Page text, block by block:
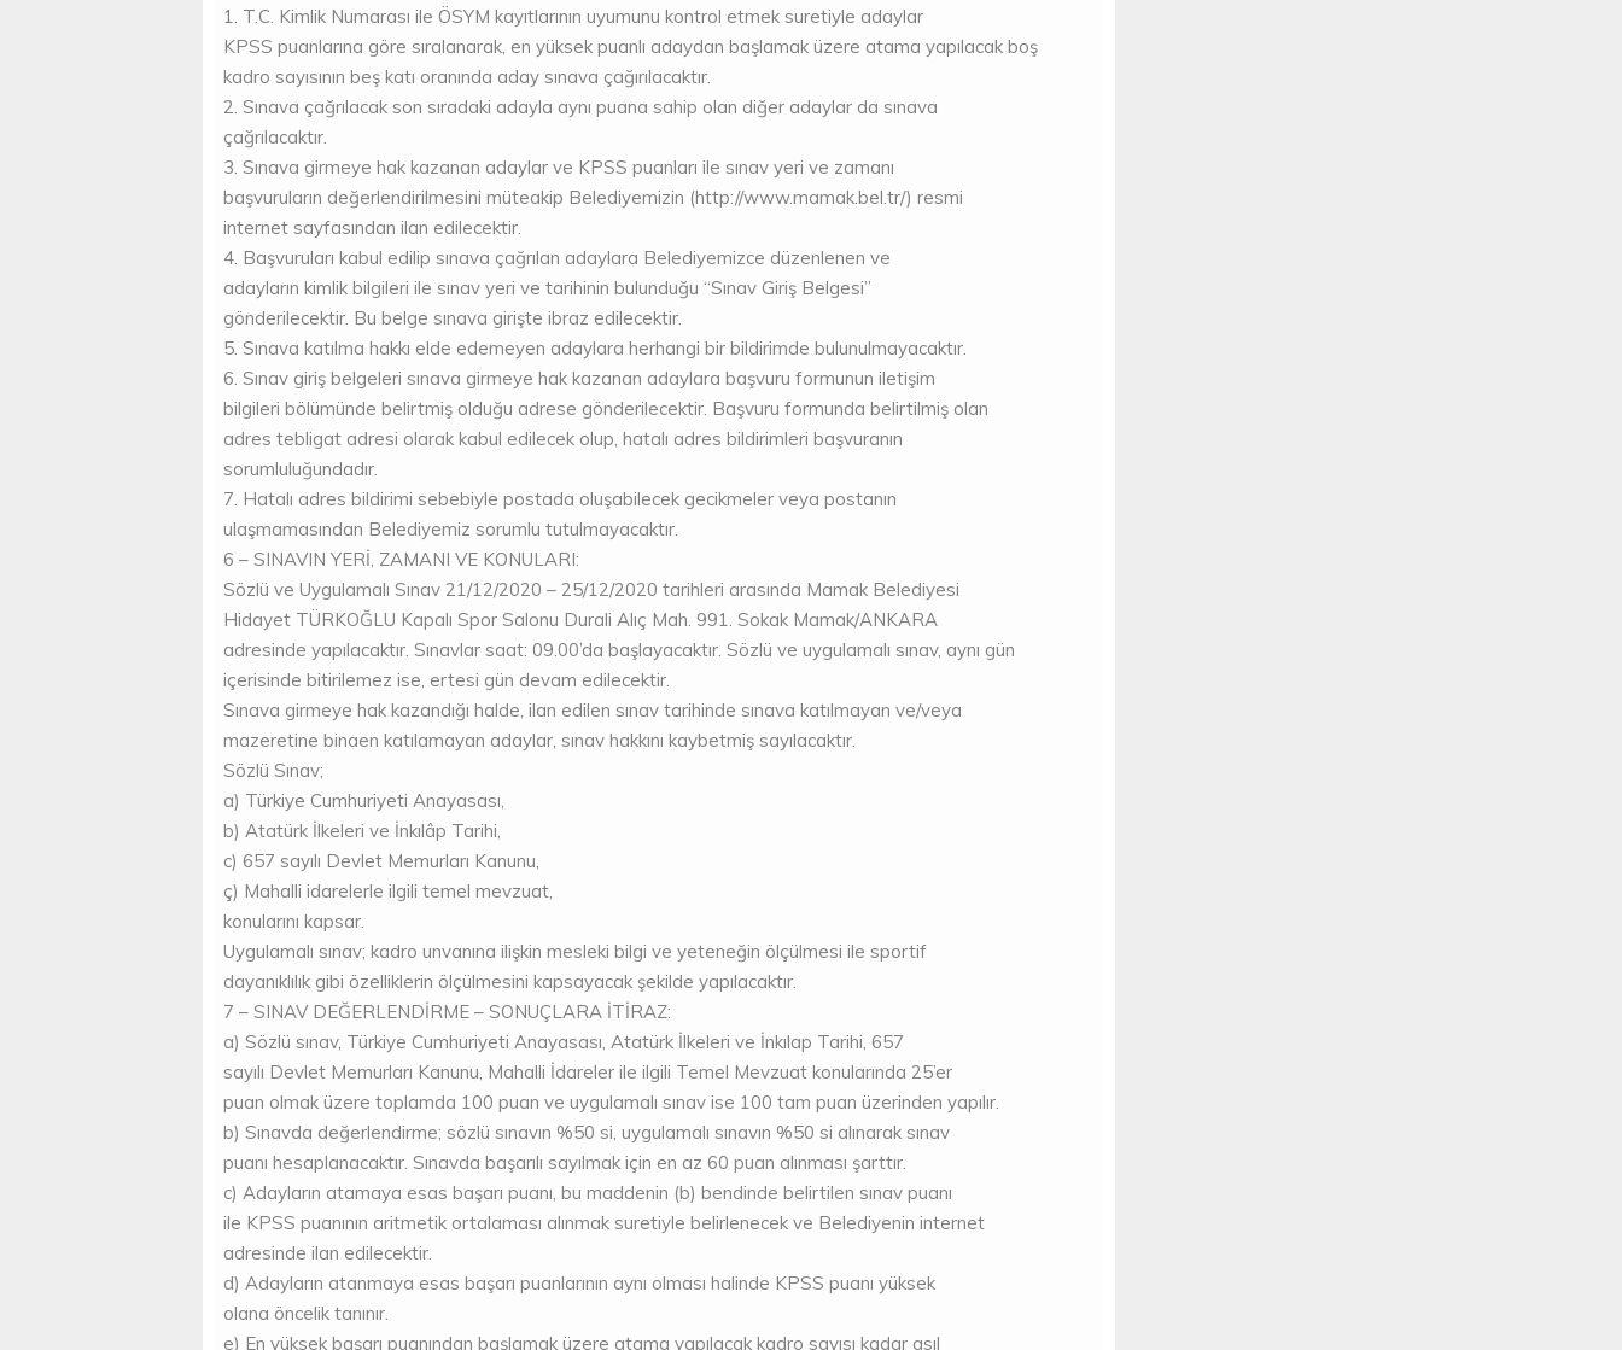
1. T.C. Kimlik Numarası ile ÖSYM kayıtlarının uyumunu kontrol etmek suretiyle adaylar
KPSS puanlarına göre sıralanarak, en yüksek puanlı adaydan başlamak üzere atama yapılacak boş
kadro sayısının beş katı oranında aday sınava çağırılacaktır.
2. Sınava çağrılacak son sıradaki adayla aynı puana sahip olan diğer adaylar da sınava
çağrılacaktır.
3. Sınava girmeye hak kazanan adaylar ve KPSS puanları ile sınav yeri ve zamanı
başvuruların değerlendirilmesini müteakip Belediyemizin (http://www.mamak.bel.tr/) resmi
internet sayfasından ilan edilecektir.
4. Başvuruları kabul edilip sınava çağrılan adaylara Belediyemizce düzenlenen ve
adayların kimlik bilgileri ile sınav yeri ve tarihinin bulunduğu “Sınav Giriş Belgesi’’
gönderilecektir. Bu belge sınava girişte ibraz edilecektir.
5. Sınava katılma hakkı elde edemeyen adaylara herhangi bir bildirimde bulunulmayacaktır.
6. Sınav giriş belgeleri sınava girmeye hak kazanan adaylara başvuru formunun iletişim
bilgileri bölümünde belirtmiş olduğu adrese gönderilecektir. Başvuru formunda belirtilmiş olan
adres tebligat adresi olarak kabul edilecek olup, hatalı adres bildirimleri başvuranın
sorumluluğundadır.
7. Hatalı adres bildirimi sebebiyle postada oluşabilecek gecikmeler veya postanın
ulaşmamasından Belediyemiz sorumlu tutulmayacaktır.
6 – SINAVIN YERİ, ZAMANI VE KONULARI:
Sözlü ve Uygulamalı Sınav 21/12/2020 – 25/12/2020 tarihleri arasında Mamak Belediyesi
Hidayet TÜRKOĞLU Kapalı Spor Salonu Durali Alıç Mah. 991. Sokak Mamak/ANKARA
adresinde yapılacaktır. Sınavlar saat: 09.00’da başlayacaktır. Sözlü ve uygulamalı sınav, aynı gün
içerisinde bitirilemez ise, ertesi gün devam edilecektir.
Sınava girmeye hak kazandığı halde, ilan edilen sınav tarihinde sınava katılmayan ve/veya
mazeretine binaen katılamayan adaylar, sınav hakkını kaybetmiş sayılacaktır.
Sözlü Sınav;
a) Türkiye Cumhuriyeti Anayasası,
b) Atatürk İlkeleri ve İnkılâp Tarihi,
c) 657 sayılı Devlet Memurları Kanunu,
ç) Mahalli idarelerle ilgili temel mevzuat,
konularını kapsar.
Uygulamalı sınav; kadro unvanına ilişkin mesleki bilgi ve yeteneğin ölçülmesi ile sportif
dayanıklılık gibi özelliklerin ölçülmesini kapsayacak şekilde yapılacaktır.
7 – SINAV DEĞERLENDİRME – SONUÇLARA İTİRAZ:
a) Sözlü sınav, Türkiye Cumhuriyeti Anayasası, Atatürk İlkeleri ve İnkılap Tarihi, 657
sayılı Devlet Memurları Kanunu, Mahalli İdareler ile ilgili Temel Mevzuat konularında 25’er
puan olmak üzere toplamda 100 puan ve uygulamalı sınav ise 100 tam puan üzerinden yapılır.
b) Sınavda değerlendirme; sözlü sınavın %50 si, uygulamalı sınavın %50 si alınarak sınav
puanı hesaplanacaktır. Sınavda başarılı sayılmak için en az 60 puan alınması şarttır.
c) Adayların atamaya esas başarı puanı, bu maddenin (b) bendinde belirtilen sınav puanı
ile KPSS puanının aritmetik ortalaması alınmak suretiyle belirlenecek ve Belediyenin internet
adresinde ilan edilecektir.
d) Adayların atanmaya esas başarı puanlarının aynı olması halinde KPSS puanı yüksek
olana öncelik tanınır.
e) En yüksek başarı puanından başlamak üzere atama yapılacak kadro sayısı kadar asıl